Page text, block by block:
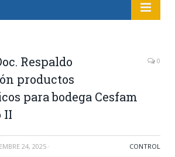
Respaldo
productos
para bodega Cesfam
II
0
24, 2025 · CONTROL